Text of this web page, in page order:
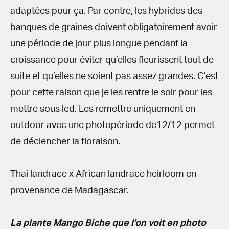
adaptées pour ça. Par contre, les hybrides des
banques de graines doivent obligatoirement avoir
une période de jour plus longue pendant la
croissance pour éviter qu’elles fleurissent tout de
suite et qu’elles ne soient pas assez grandes. C’est
pour cette raison que je les rentre le soir pour les
mettre sous led. Les remettre uniquement en
outdoor avec une photopériode de12/12 permet
de déclencher la floraison.
Thai landrace x African landrace heirloom en
provenance de Madagascar.
La plante Mango Biche que l’on voit en photo